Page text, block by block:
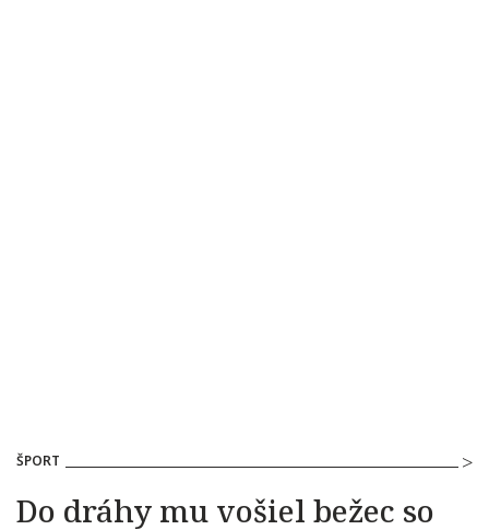
ŠPORT